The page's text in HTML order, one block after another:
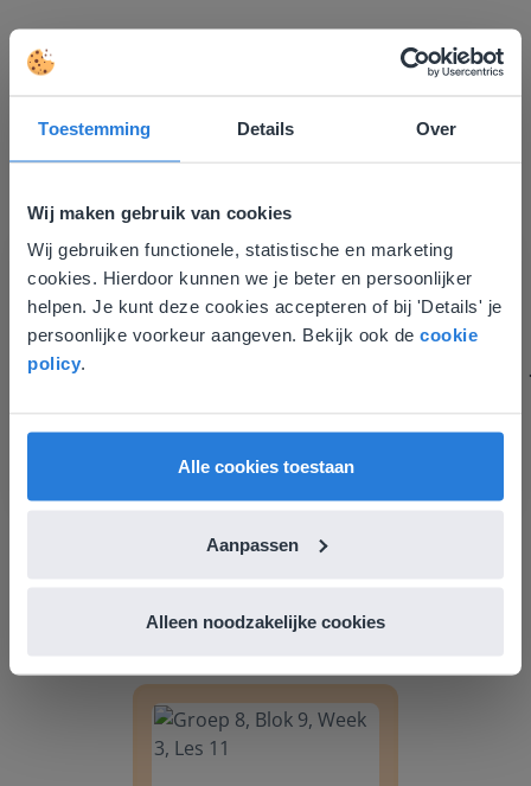
Toestemming Details Over
Wij maken gebruik van cookies
Wij gebruiken functionele, statistische en marketing
cookies. Hierdoor kunnen we je beter en persoonlijker
helpen. Je kunt deze cookies accepteren of bij 'Details' je
persoonlijke voorkeur aangeven. Bekijk ook de cookie
policy.
Alle cookies toestaan
Aanpassen
Alleen noodzakelijke cookies
Ik vind de professionaliteit en behulpzaamheid een
groot pluspunt van Gynzy. Datzelfde geldt voor het
informatievoorziening via de website. Ik kan niets ter
verbetering noemen.
Tamara Alkemade
Leerkracht / ICT-coördinator op de Prinses
Margrietschool
Ontdek meer!
Groep 8, Blok 9, Week 3, Les 11
Deze website komt niet
overeen met je locatie
Gezien je locatie, denken we dat je misschien
liever naar de website voor English gaat. Hier
English
Nederland